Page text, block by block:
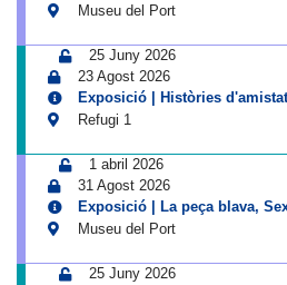
Museu del Port
25 Juny 2026
23 Agost 2026
Exposició | Històries d'amistat
Refugi 1
1 abril 2026
31 Agost 2026
Exposició | La peça blava,
Museu del Port
25 Juny 2026